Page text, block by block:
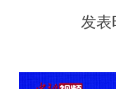
发表